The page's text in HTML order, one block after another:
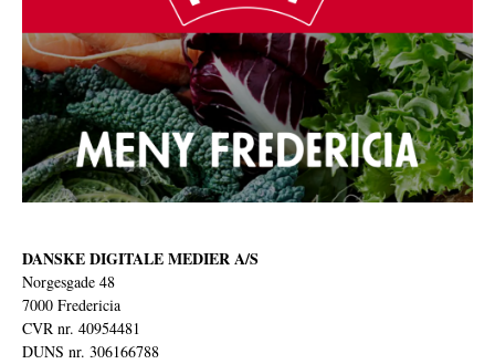
DANSKE DIGITALE MEDIER A/S
Norgesgade 48
7000 Fredericia
CVR nr. 40954481
DUNS nr. 306166788